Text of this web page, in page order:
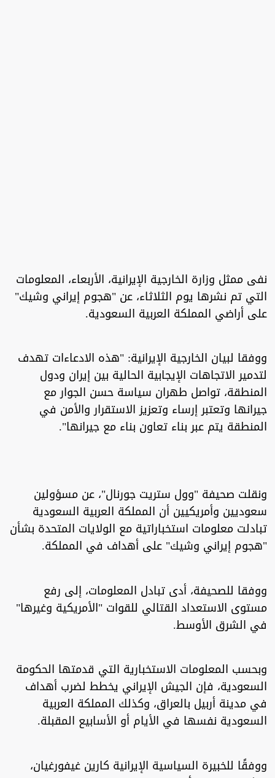
نفى ممثل وزارة الخارجية الإيرانية، الأربعاء، المعلومات
التي تم نشرها يوم الثلاثاء، عن "هجوم إيراني وشيك"
على أراضي المملكة العربية السعودية.
ووفقا لبيان الخارجية الإيرانية: "هذه الادعاءات تهدف
لتدمير الاتجاهات الإيجابية الحالية بين إيران ودول
المنطقة، تواصل طهران سياسة حسن الجوار مع
جيرانها وتعتبر إرساء وتعزيز الاستقرار والأمن في
المنطقة يتم عبر بناء تعاون بناء مع جيرانها".
ونقلت صحيفة "وول ستريت جورنال"، عن مسؤولين
سعوديين وأمريكيين أن المملكة العربية السعودية
تبادلت معلومات استخباراتية مع الولايات المتحدة بشأن
"هجوم إيراني وشيك" على أهداف في المملكة.
ووفقا للصحيفة، أدى تبادل المعلومات، إلى رفع
مستوى الاستعداد القتالي للقوات "الأمريكية وغيرها"
في الشرق الأوسط.
وبحسب المعلومات الاستخبارية التي قدمتها الحكومة
السعودية، فإن الجيش الإيراني يخطط لضرب أهداف
في مدينة أربيل بالعراق، وكذلك المملكة العربية
السعودية نفسها في الأيام أو الأسابيع المقبلة.
ووفقًا للخبيرة السياسية الإيرانية كارين غيفورغيان،